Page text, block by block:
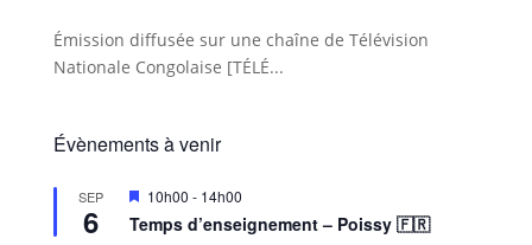
Émission diffusée sur une chaîne de Télévision
Nationale Congolaise [TÉLÉ...
Évènements à venir
SEP
6
M
s
10h00 - 14h00
Temps d’enseignement – Poissy 🇫🇷